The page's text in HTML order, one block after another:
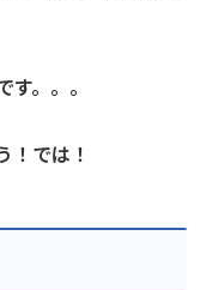
。。。
！では！